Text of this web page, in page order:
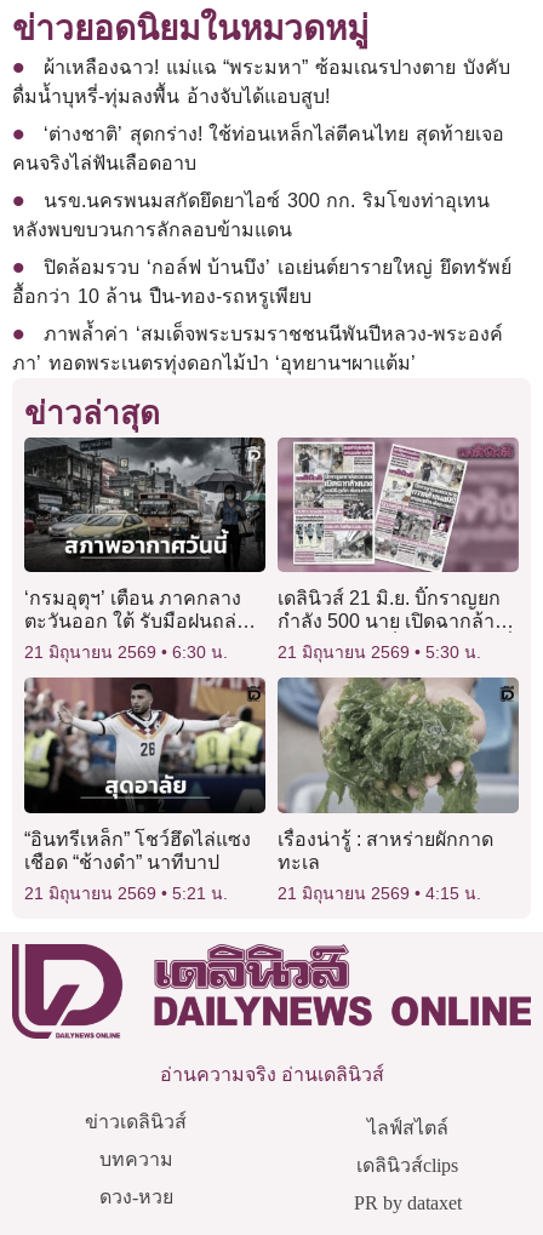
ข่าวยอดนิยมในหมวดหมู่
ผ้าเหลืองฉาว! แม่แฉ “พระมหา” ซ้อมเณรปางตาย บังคับ
ดื่มน้ำบุหรี่-ทุ่มลงพื้น อ้างจับได้แอบสูบ!
‘ต่างชาติ’ สุดกร่าง! ใช้ท่อนเหล็กไล่ตีคนไทย สุดท้ายเจอ
คนจริงไล่ฟันเลือดอาบ
นรข.นครพนมสกัดยึดยาไอซ์ 300 กก. ริมโขงท่าอุเทน
หลังพบขบวนการลักลอบข้ามแดน
ปิดล้อมรวบ ‘กอล์ฟ บ้านบึง’ เอเย่นต์ยารายใหญ่ ยึดทรัพย์
อื้อกว่า 10 ล้าน ปืน-ทอง-รถหรูเพียบ
ภาพล้ำค่า ‘สมเด็จพระบรมราชชนนีพันปีหลวง-พระองค์
ภา’ ทอดพระเนตรทุ่งดอกไม้ป่า ‘อุทยานฯผาแต้ม’
ข่าวล่าสุด
‘กรมอุตุฯ’ เตือน ภาคกลาง
ตะวันออก ใต้ รับมือฝนถล่ม
‘กทม.-ปริมณฑล’ อ่วมเจอฝน
ร้อยละ 70
21 มิถุนายน 2569 6:30 น.
เดลินิวส์ 21 มิ.ย. บิ๊กราญยก
กำลัง 500 นาย เปิดฉากล้าง
บาง นอมินีภูเก็ต-พังงา-กระบี่
21 มิถุนายน 2569 5:30 น.
“อินทรีเหล็ก” โชว์ฮึดไล่แซง
เชือด “ช้างดำ” นาทีบาป
21 มิถุนายน 2569 5:21 น.
เรื่องน่ารู้ : สาหร่ายผักกาด
ทะเล
21 มิถุนายน 2569 4:15 น.
อ่านความจริง อ่านเดลินิวส์
ข่าวเดลินิวส์
บทความ
ดวง-หวย
ไลฟ์สไตล์
เดลินิวส์clips
PR by dataxet